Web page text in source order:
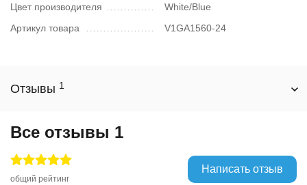
Цвет производителя
White/Blue
Артикул товара
V1GA1560-24
Отзывы 1
Все отзывы 1
общий рейтинг
Написать отзыв